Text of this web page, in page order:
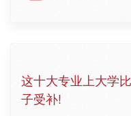
这十大专业上大学
子受补!